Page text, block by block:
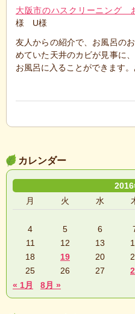
大阪市のハスクリーニング
様 U様
友人からの紹介で、お風呂の
めていた天井のカビが見事に
お風呂に入ることができます
カレンダー
2016
月
火 水
4
5 6
11
12 13
18
19 20
25
26 27
« 1月
8月 »